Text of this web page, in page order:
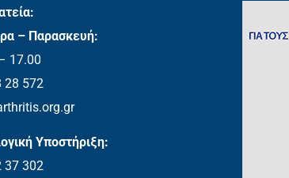
– Παρασκευή:
17.00
28 572
Υποστήριξη:
37 302